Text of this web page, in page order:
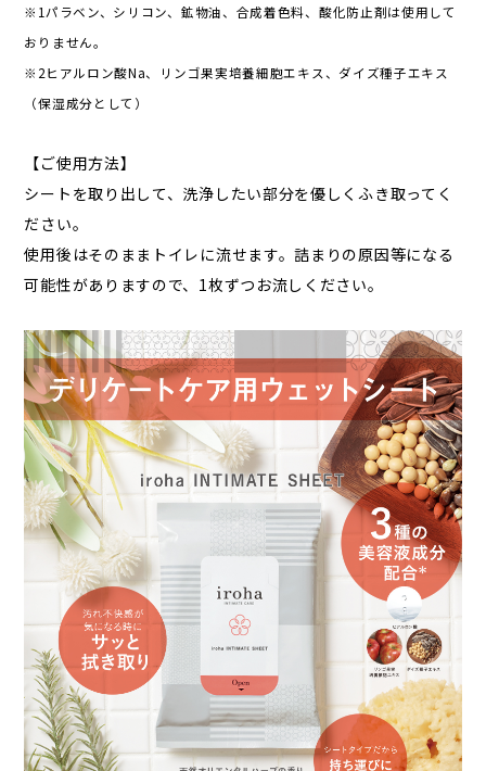
※1パラベン、シリコン、鉱物油、合成着色料、酸化防止剤は使用して
おりません。
※2ヒアルロン酸Na、リンゴ果実培養細胞エキス、ダイズ種子エキス
（保湿成分として）
【ご使用方法】
シートを取り出して、洗浄したい部分を優しくふき取ってく
ださい。
使用後はそのままトイレに流せます。詰まりの原因等になる
可能性がありますので、1枚ずつお流しください。